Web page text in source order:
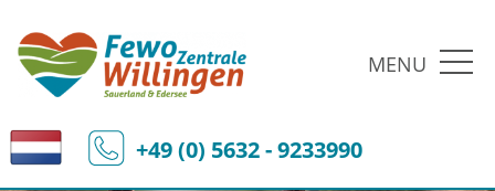
MENU
+49 (0) 5632 - 9233990